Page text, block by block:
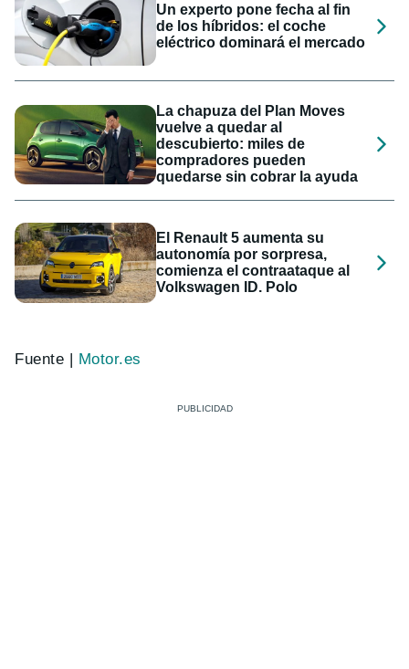
Un experto pone fecha al fin
de los híbridos: el coche
eléctrico dominará el mercado
La chapuza del Plan Moves
vuelve a quedar al
descubierto: miles de
compradores pueden
quedarse sin cobrar la ayuda
El Renault 5 aumenta su
autonomía por sorpresa,
comienza el contraataque al
Volkswagen ID. Polo
Fuente | Motor.es